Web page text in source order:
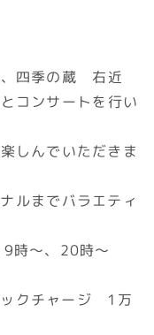
、四季の蔵 右近
コンサートを行い
しんでいただきま
ルまでバラエティ
時〜、20時〜
クチャージ 1万